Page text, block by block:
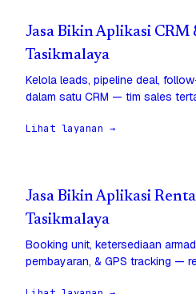
Jasa Bikin Aplikasi CRM
Tasikmalaya
Kelola leads, pipeline deal,
dalam satu CRM — tim sales
Lihat layanan →
Jasa Bikin Aplikasi
Tasikmalaya
Booking unit, ketersediaan
pembayaran, & GPS tracking —